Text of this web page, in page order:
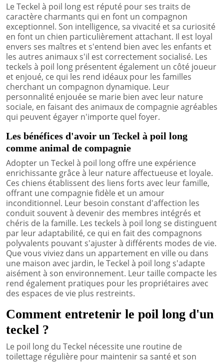
Le Teckel à poil long est réputé pour ses traits de
caractère charmants qui en font un compagnon
exceptionnel. Son intelligence, sa vivacité et sa curiosité
en font un chien particulièrement attachant. Il est loyal
envers ses maîtres et s'entend bien avec les enfants et
les autres animaux s'il est correctement socialisé. Les
teckels à poil long présentent également un côté joueur
et enjoué, ce qui les rend idéaux pour les familles
cherchant un compagnon dynamique. Leur
personnalité enjouée se marie bien avec leur nature
sociale, en faisant des animaux de compagnie agréables
qui peuvent égayer n'importe quel foyer.
Les bénéfices d'avoir un Teckel à poil long
comme animal de compagnie
Adopter un Teckel à poil long offre une expérience
enrichissante grâce à leur nature affectueuse et loyale.
Ces chiens établissent des liens forts avec leur famille,
offrant une compagnie fidèle et un amour
inconditionnel. Leur besoin constant d'affection les
conduit souvent à devenir des membres intégrés et
chéris de la famille. Les teckels à poil long se distinguent
par leur adaptabilité, ce qui en fait des compagnons
polyvalents pouvant s'ajuster à différents modes de vie.
Que vous viviez dans un appartement en ville ou dans
une maison avec jardin, le Teckel à poil long s'adapte
aisément à son environnement. Leur taille compacte les
rend également pratiques pour les propriétaires avec
des espaces de vie plus restreints.
Comment entretenir le poil long d'un
teckel ?
Le poil long du Teckel nécessite une routine de
toilettage régulière pour maintenir sa santé et son